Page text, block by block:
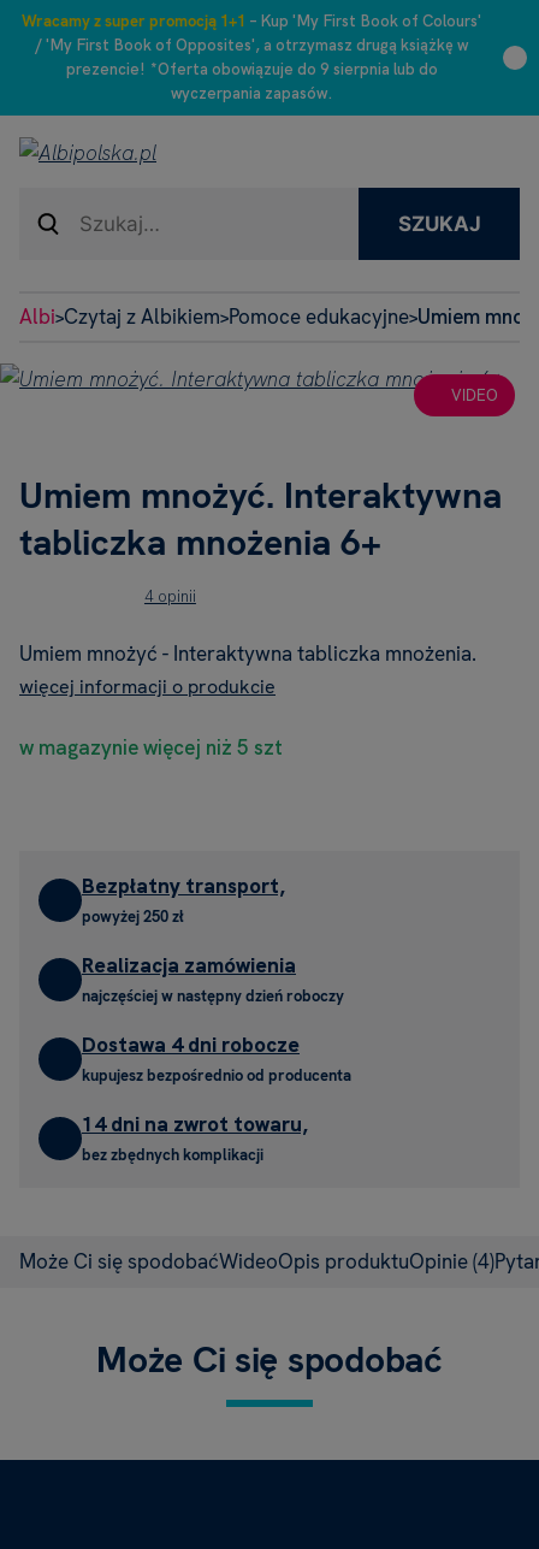
Wracamy z super promocją 1+1 – Kup 'My First Book of Colours'
/ 'My First Book of Opposites', a otrzymasz drugą książkę w
prezencie! *Oferta obowiązuje do 9 sierpnia lub do
wyczerpania zapasów.
SZUKAJ
Albi>Czytaj z Albikiem>Pomoce edukacyjne>Umiem
VIDEO
Umiem mnożyć. Interaktywna
tabliczka mnożenia 6+
4 opinii
Umiem mnożyć - Interaktywna tabliczka mnożenia.
więcej informacji o produkcie
w magazynie więcej niż 5 szt
Bezpłatny transport,
powyżej 250 zł
Realizacja zamówienia
najczęściej w następny dzień roboczy
Dostawa 4 dni robocze
kupujesz bezpośrednio od producenta
14 dni na zwrot towaru,
bez zbędnych komplikacji
Może Ci się spodobaćWideoOpis produktuOpinie(4)
Może Ci się spodobać